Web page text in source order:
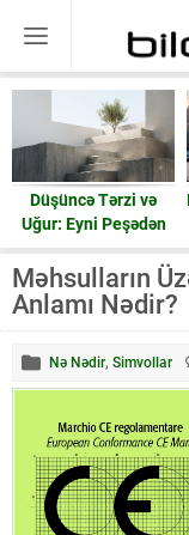
Düşüncə Tərzi və
Uğur: Eyni Peşədən
Fərqli Nəticələrə
Gedən Yol
Məhsulların
Anlamı Nədir?
Nə Nədir, Simvollar